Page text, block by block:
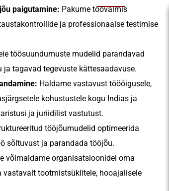
paigutamine: Pakume töövalmis
ja professionaalse testimise
töösuundumuste mudelid parandavad
tagavad tegevuste kättesaadavuse.
Haldame vastavust tööõigusele,
kohustustele kogu Indias ja
ja juriidilist vastutust.
tööjõumudelid optimeerida
sõltuvust ja parandada tööjõu.
võimaldame organisatsioonidel oma
tootmistsüklitele, hooajalisele